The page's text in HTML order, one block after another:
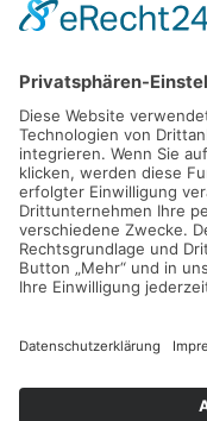
Jahr. Ein neuer
Münzausstellungen in
Friedensplatz.
Post
navigation
VORIGER BEITRAG
Numismatische
NÄCHSTER BEITRAG
Europa“